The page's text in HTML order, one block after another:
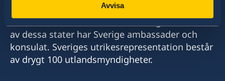
Avvisa
Sverige har diplomatiska förbindelser med i
stort sett alla stater i världen. I ungefär hälften
av dessa stater har Sverige ambassader och
konsulat. Sveriges utrikesrepresentation består
av drygt 100 utlandsmyndigheter.